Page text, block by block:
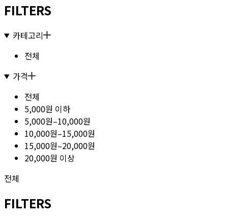
FILTERS
카테고리
전체
가격
전체
5,000원 이하
5,000원–10,000원
10,000원–15,000원
15,000원–20,000원
20,000원 이상
전체
FILTERS